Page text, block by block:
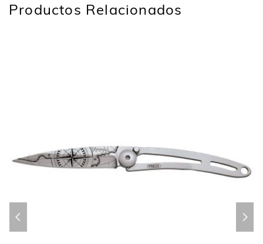
Productos Relacionados